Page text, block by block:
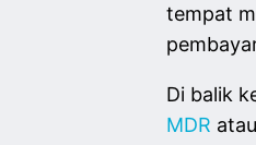
tempat
Di balik
MDR atau